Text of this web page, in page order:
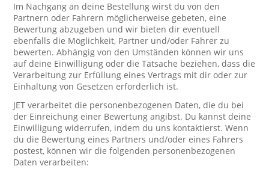
Im Nachgang an deine Bestellung wirst du von den
Partnern oder Fahrern möglicherweise gebeten, eine
Bewertung abzugeben und wir bieten dir eventuell
ebenfalls die Möglichkeit, Partner und/oder Fahrer zu
bewerten. Abhängig von den Umständen können wir uns
auf deine Einwilligung oder die Tatsache beziehen, dass die
Verarbeitung zur Erfüllung eines Vertrags mit dir oder zur
Einhaltung von Gesetzen erforderlich ist.
JET verarbeitet die personenbezogenen Daten, die du bei
der Einreichung einer Bewertung angibst. Du kannst deine
Einwilligung widerrufen, indem du uns kontaktierst. Wenn
du die Bewertung eines Partners und/oder eines Fahrers
postest, können wir die folgenden personenbezogenen
Daten verarbeiten: